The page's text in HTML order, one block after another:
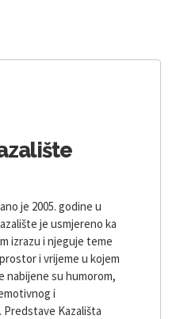
je 2005. godine u
je usmjereno ka
izrazu i njeguje teme
i vrijeme u kojem
nabijene su humorom,
i
Kazališta